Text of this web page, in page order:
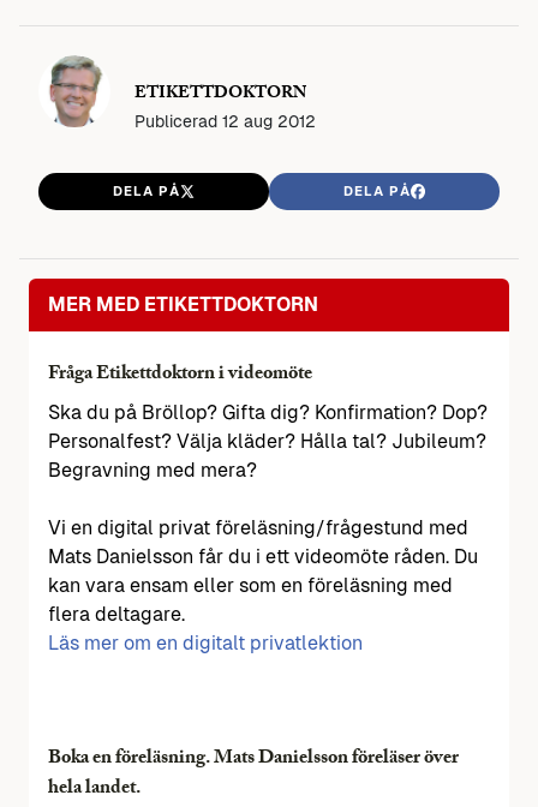
ETIKETTDOKTORN
Publicerad 12 aug 2012
DELA PÅ DELA PÅ
MER MED ETIKETTDOKTORN
Fråga Etikettdoktorn i videomöte
Ska du på Bröllop? Gifta dig? Konfirmation? Dop?
Personalfest? Välja kläder? Hålla tal? Jubileum?
Begravning med mera?
Vi en digital privat föreläsning/frågestund med
Mats Danielsson får du i ett videomöte råden. Du
kan vara ensam eller som en föreläsning med
flera deltagare.
Läs mer om en digitalt privatlektion
Boka en föreläsning. Mats Danielsson föreläser över
hela landet.